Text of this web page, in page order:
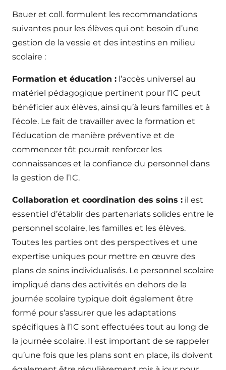
Bauer et coll. formulent les recommandations
suivantes pour les élèves qui ont besoin d’une
gestion de la vessie et des intestins en milieu
scolaire :
Formation et éducation : l’accès universel au
matériel pédagogique pertinent pour l’IC peut
bénéficier aux élèves, ainsi qu’à leurs familles et à
l’école. Le fait de travailler avec la formation et
l’éducation de manière préventive et de
commencer tôt pourrait renforcer les
connaissances et la confiance du personnel dans
la gestion de l’IC.
Collaboration et coordination des soins : il est
essentiel d’établir des partenariats solides entre le
personnel scolaire, les familles et les élèves.
Toutes les parties ont des perspectives et une
expertise uniques pour mettre en œuvre des
plans de soins individualisés. Le personnel scolaire
impliqué dans des activités en dehors de la
journée scolaire typique doit également être
formé pour s’assurer que les adaptations
spécifiques à l’IC sont effectuées tout au long de
la journée scolaire. Il est important de se rappeler
qu’une fois que les plans sont en place, ils doivent